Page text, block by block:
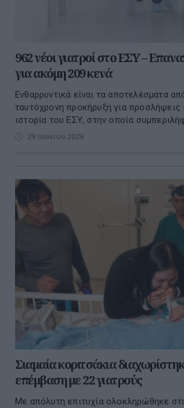
962 νέοι γιατροί στο ΕΣΥ –
για ακόμη 209 κενά
Ενθαρρυντικά είναι τα αποτελέσματα
ταυτόχρονη προκήρυξη για προσλήψεις
ιστορία του ΕΣΥ, στην οποία
29 Ιουνίου 2026
Σιαμαία κοριτσάκια
επέμβαση με 22 γιατρούς
Με απόλυτη επιτυχία ολοκληρώθηκε